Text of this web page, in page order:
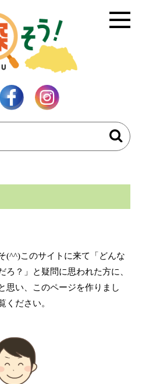
(^^)このサイトに来て「どんな
ろ？」と疑問に思われた方に、
思い、このページを作りまし
ください。